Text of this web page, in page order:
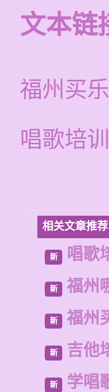
文本链
福州买
唱歌培
相关文章推荐
新 唱歌
新 福州
新 福州
新 吉他
新 学唱